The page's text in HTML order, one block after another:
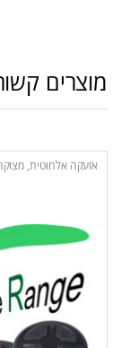
מוצרים
אזעקה אלחוטית,